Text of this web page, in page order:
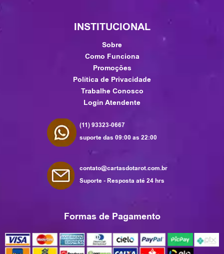
INSTITUCIONAL
Sobre
Como Funciona
Promoções
Política de Privacidade
Trabalhe Conosco
Login Atendente
(11) 93323-0667
suporte das 09:00 as 22:00
contato@cartasdotarot.com.br
Suporte - Resposta até 24 hrs
Formas de Pagamento